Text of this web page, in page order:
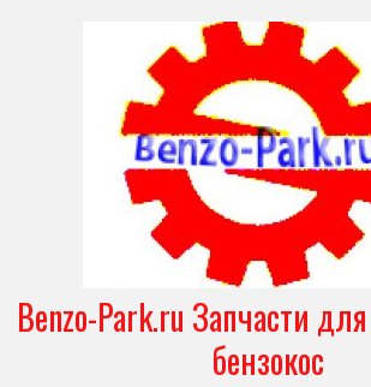
Benzo-Park.ru Запчасти
бензокос